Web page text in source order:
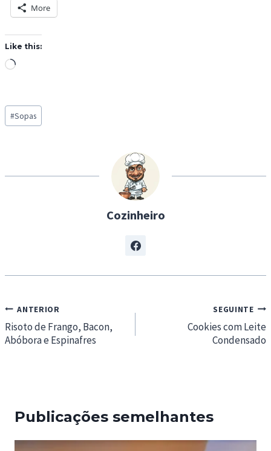
More
Like this:
L
d
i
…
Post
Tags:
#Sopas
Cozinheiro
Navegação
de
artigos
ANTERIOR
Risoto de Frango, Bacon,
Abóbora e Espinafres
SEGUINTE
Cookies com Leite
Condensado
Publicações semelhantes